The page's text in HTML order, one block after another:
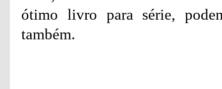
ótimo livro para série,
também.